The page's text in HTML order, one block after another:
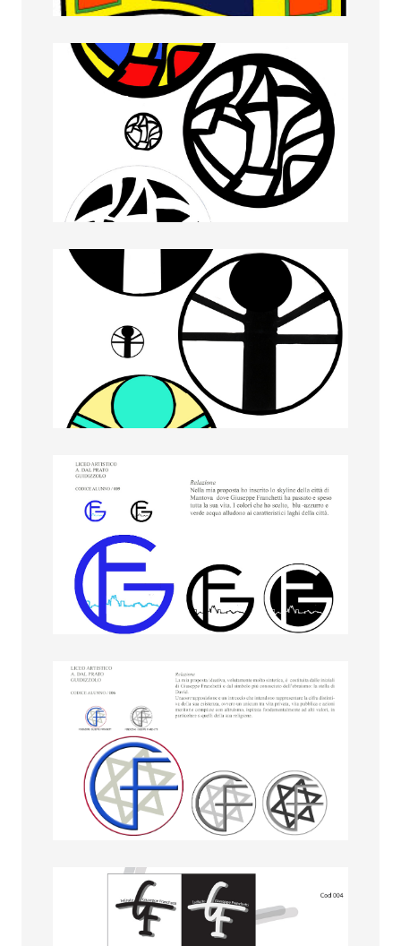
Giorgia Ingrassia
Giulia Tellaroli
Greta Tassellari
Ilaria Tosi
Jacopo Casotto